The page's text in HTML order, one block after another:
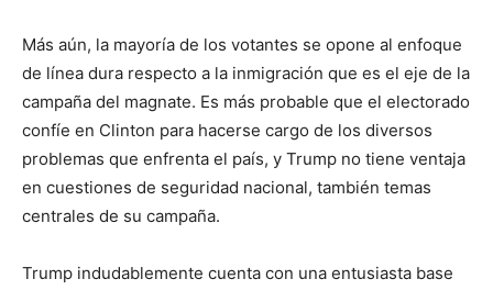
Más aún, la mayoría de los votantes se opone al enfoque
de línea dura respecto a la inmigración que es el eje de la
campaña del magnate. Es más probable que el electorado
confíe en Clinton para hacerse cargo de los diversos
problemas que enfrenta el país, y Trump no tiene ventaja
en cuestiones de seguridad nacional, también temas
centrales de su campaña.
Trump indudablemente cuenta con una entusiasta base